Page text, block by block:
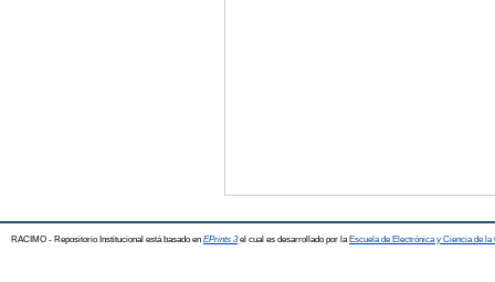
RACIMO - Repositorio Institucional está basado en EPrints 3el cual es desarrollado por la Escuela de Electrónica y Ciencia de la